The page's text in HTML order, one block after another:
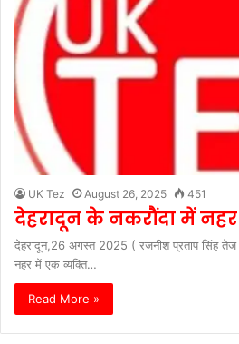
UK Tez August 26, 2025 451
देहरादून के नकरौंदा में
देहरादून,26 अगस्त 2025 ( रजनीश प्रताप सिंह
नहर में एक व्यक्ति…
Read More »